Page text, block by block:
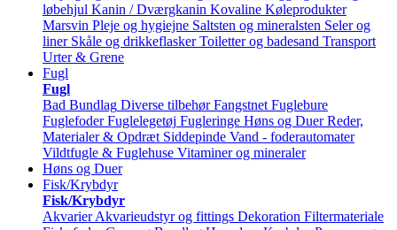
løbehjul Kanin / Dværgkanin Kovaline Køleprodukter
Marsvin Pleje og hygiejne Saltsten og mineralsten Seler og
liner Skåle og drikkeflasker Toiletter og badesand Transport
Urter & Grene
Fugl
Fugl
Bad Bundlag Diverse tilbehør Fangstnet Fuglebure
Fuglefoder Fuglelegetøj Fugleringe Høns og Duer Reder,
Materialer & Opdræt Siddepinde Vand - foderautomater
Vildtfugle & Fuglehuse Vitaminer og mineraler
Høns og Duer
Fisk/Krybdyr
Fisk/Krybdyr
Akvarier Akvarieudstyr og fittings Dekoration Filtermateriale